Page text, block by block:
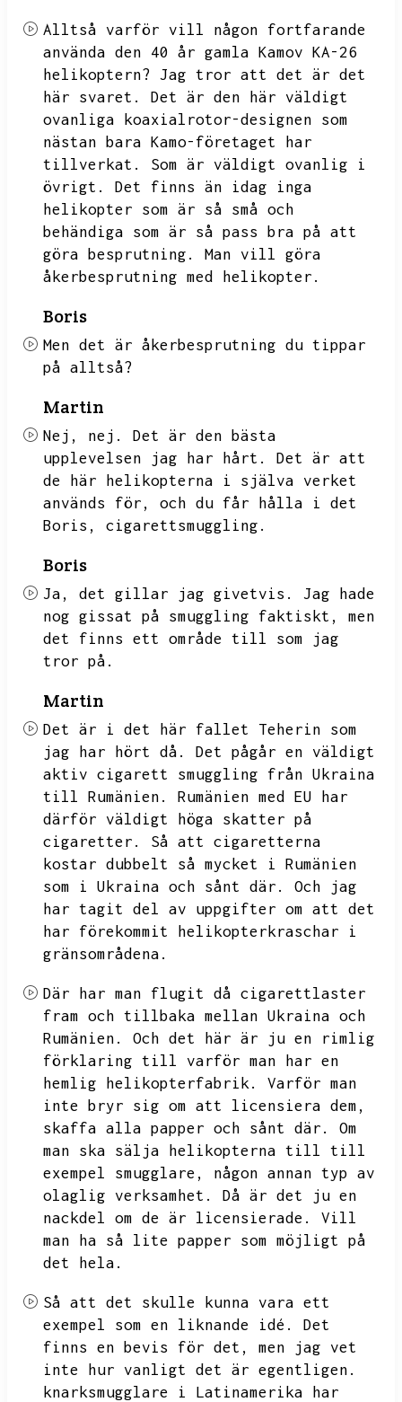
Alltså varför vill någon fortfarande
använda den 40 år gamla Kamov KA-26
helikoptern? Jag tror att det är det
här svaret.
Det är den här väldigt
ovanliga koaxialrotor-designen som
nästan bara Kamo-företaget har
tillverkat.
Som är väldigt ovanlig i
övrigt.
Det finns än idag inga
helikopter som är så små och
behändiga som är så pass bra på att
göra besprutning.
Man vill göra
åkerbesprutning med helikopter.
Boris
Men det är åkerbesprutning du tippar
på alltså?
Martin
Nej, nej.
Det är den bästa
upplevelsen jag har hårt.
Det är att
de här helikopterna i själva verket
används för,
och du får hålla i det
Boris,
cigarettsmuggling.
Boris
Ja, det gillar jag givetvis.
Jag hade
nog gissat på smuggling faktiskt,
men
det finns ett område till som jag
tror på.
Martin
Det är i det här fallet Teherin som
jag har hört då.
Det pågår en väldigt
aktiv cigarett smuggling från Ukraina
till Rumänien.
Rumänien med EU har
därför väldigt höga skatter på
cigaretter.
Så att cigaretterna
kostar dubbelt så mycket i Rumänien
som i Ukraina och sånt där.
Och jag
har tagit del av uppgifter om att det
har förekommit helikopterkraschar i
gränsområdena.
Där har man flugit då cigarettlaster
fram och tillbaka mellan Ukraina och
Rumänien.
Och det här är ju en rimlig
förklaring till varför man har en
hemlig helikopterfabrik.
Varför man
inte bryr sig om att licensiera dem,
skaffa alla papper och sånt där.
Om
man ska sälja helikopterna till till
exempel smugglare,
någon annan typ av
olaglig verksamhet.
Då är det ju en
nackdel om de är licensierade.
Vill
man ha så lite papper som möjligt på
det hela.
Så att det skulle kunna vara ett
exempel som en liknande idé.
Det
finns en bevis för det,
men jag vet
inte hur vanligt det är egentligen.
knarksmugglare i Latinamerika har